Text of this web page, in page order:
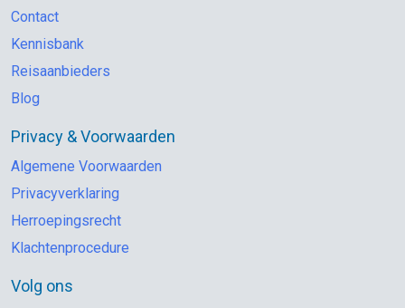
Contact
Kennisbank
Reisaanbieders
Blog
Privacy & Voorwaarden
Algemene Voorwaarden
Privacyverklaring
Herroepingsrecht
Klachtenprocedure
Volg ons